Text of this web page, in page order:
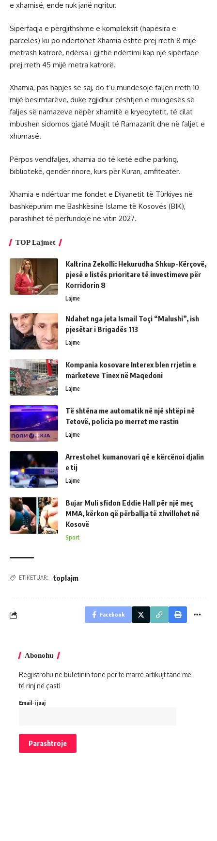
e xhamisë, ende nuk janë ngritur.
Sipërfaqja e përgjithshme e kompleksit (hapësira e
parcelës) ku po ndërtohet Xhamia është prej rreth 8 mijë
metrash katrorë, ndërsa i gjithë ndërtimi kap një sipërfaqe
prej rreth 45 mijë metra katrorë.
Xhamia, pas hapjes së saj, do t’u mundësojë faljen rreth 10
mijë besimtarëve, duke zgjidhur çështjen e mungesës së
faljes së namazeve nëpër xhamitë e kryeqytetit, të cilat
mbushen sidomos gjatë Muajit të Ramazanit dhe në faljet e
xhumasë.
Përpos vendfaljes, xhamia do të ketë edhe parking,
bibliotekë, qendër rinore, kurs për Kuran, amfiteatër.
Xhamia e ndërtuar me fondet e Diyanetit të Türkiyes në
bashkëpunim me Bashkësinë Islame të Kosovës (BIK),
parashihet të përfundojë në vitin 2027.
TOP Lajmet
Kaltrina Zekolli: Hekurudha Shkup-Kërçovë,
pjesë e listës prioritare të investimeve për
Korridorin 8
Lajme
Ndahet nga jeta Ismail Toçi “Malushi”, ish
pjesëtar i Brigadës 113
Lajme
Kompania kosovare Interex blen rrjetin e
marketeve Tinex në Maqedoni
Lajme
Të shtëna me automatik në një shtëpi në
Tetovë, policia po merret me rastin
Lajme
Arrestohet kumanovari që e kërcënoi djalin
e tij
Lajme
Bujar Muli sfidon Eddie Hall për një meç
MMA, kërkon që përballja të zhvillohet në
Kosovë
Sport
ETIKETUAR: toplajm
Facebook
Abonohu
Regjistrohu në buletinin tonë për të marrë artikujt tanë më
të rinj në çast!
Email-i juaj